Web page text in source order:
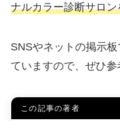
ナルカラー診断サロ
SNSやネットの掲示
ていますので、ぜひ参
この記事の著者